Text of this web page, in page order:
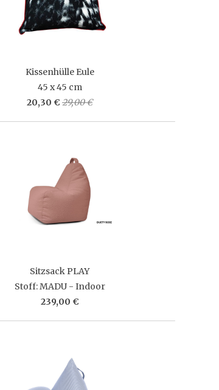
Kissenhülle Eule
45 x 45 cm
20,30 € 29,00 €
Sitzsack PLAY
Stoff: MADU - Indoor
239,00 €